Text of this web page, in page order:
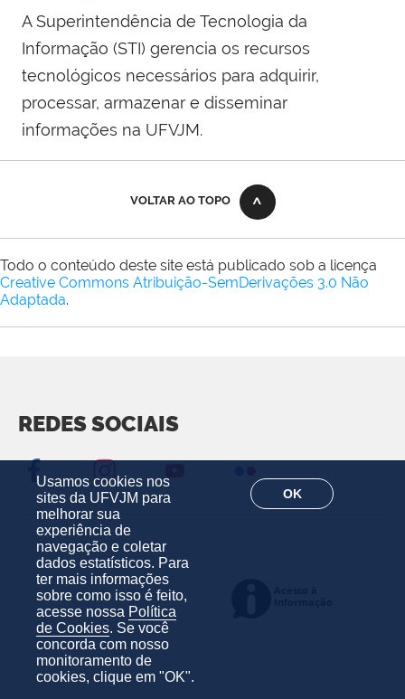
Usamos cookies nos
sites da UFVJM para
melhorar sua
experiência de
navegação e coletar
dados estatísticos. Para
ter mais informações
sobre como isso é feito,
acesse nossa Política
de Cookies. Se você
concorda com nosso
monitoramento de
cookies, clique em "OK".
OK
ASuperintendência de Tecnologia da
Informação (STI) gerencia os recursos
tecnológicos necessários para adquirir,
processar, armazenar e disseminar
informações na UFVJM.
VOLTAR AO TOPO
Todo o conteúdo deste site está publicado sob a licença
Creative Commons Atribuição-SemDerivações 3.0 Não
Adaptada.
REDES SOCIAIS